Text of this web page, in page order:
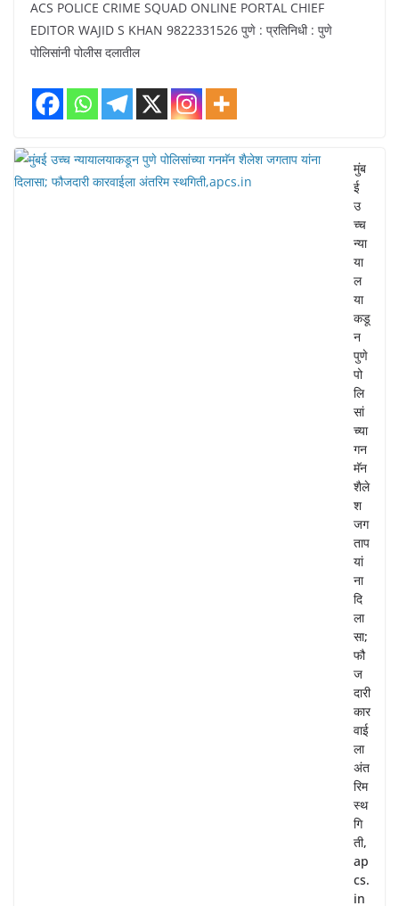
ACS POLICE CRIME SQUAD ONLINE PORTAL CHIEF
EDITOR WAJID S KHAN 9822331526 पुणे : प्रतिनिधी : पुणे
पोलिसांनी पोलीस दलातील
मुंब
ई
उ
च्च
न्या
या
ल
या
कडू
न
पुणे
पो
लि
सां
च्या
गन
मॅन
शैले
श
जग
ताप
यां
ना
दि
ला
सा;
फौ
ज
दारी
कार
वाई
ला
अंत
रिम
स्थ
गि
ती,
ap
cs.
in